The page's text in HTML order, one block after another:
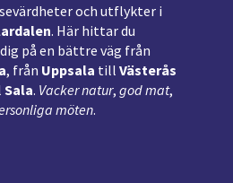
och utflykter i
. Här hittar du
på en bättre väg från
, från Uppsala till Västerås
Sala. Vacker natur, god mat,
möten.